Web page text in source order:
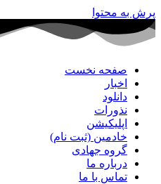
پرش به محتوا
صفحه نخست
اخبار
دانلود
نذورات
اپلیکیشن
خادمین (ثبت نام)
گروه جهادی
درباره ما
تماس با ما